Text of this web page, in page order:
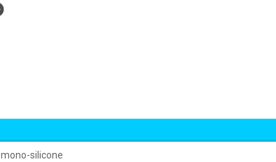
Suivant
mono-silicone